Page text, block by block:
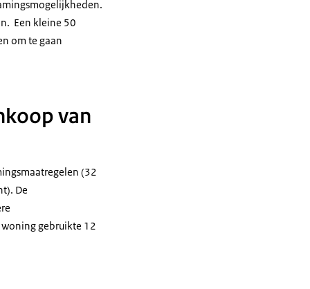
Een kleine 50
om te gaan
van
(32
De
gebruikte 12